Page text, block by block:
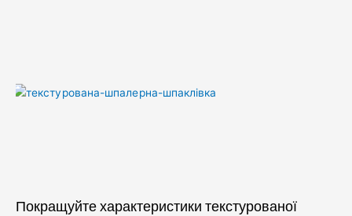
Покращуйте характеристики текстурованої